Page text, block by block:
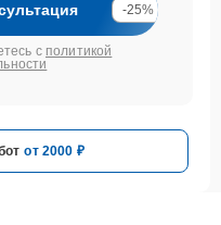
-25%
с политикой
от 2000 ₽